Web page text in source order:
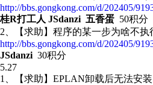
http://bbs.gongkong.com/d/202405/
桂R打工人 JSdanzi 五香蛋 50积分
2、【求助】程序的某一步为啥不执
http://bbs.gongkong.com/d/202405/
JSdanzi 30积分
5.27
1、【求助】EPLAN卸载后无法安装